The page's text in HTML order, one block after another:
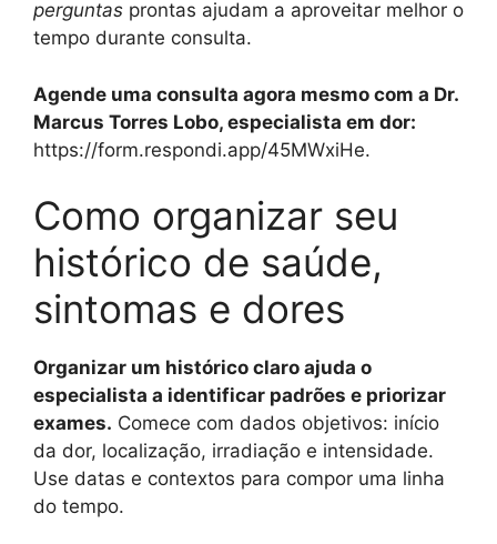
perguntas prontas ajudam a aproveitar melhor o
tempo durante consulta.
Agende uma consulta agora mesmo com a Dr.
Marcus Torres Lobo, especialista em dor:
https://form.respondi.app/45MWxiHe.
Como organizar seu
histórico de saúde,
sintomas e dores
Organizar um histórico claro ajuda o
especialista a identificar padrões e priorizar
exames. Comece com dados objetivos: início
da dor, localização, irradiação e intensidade.
Use datas e contextos para compor uma linha
do tempo.